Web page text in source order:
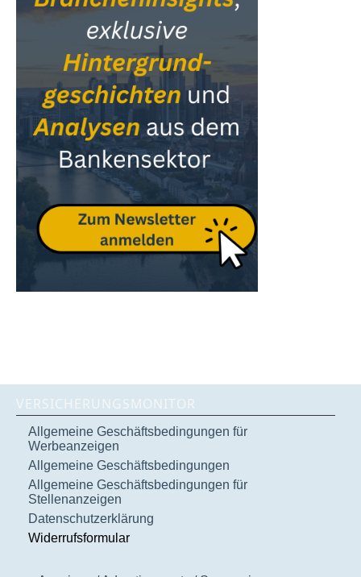
VERSICHERUNGSMONITOR
Allgemeine Geschäftsbedingungen für
Werbeanzeigen
Allgemeine Geschäftsbedingungen
Allgemeine Geschäftsbedingungen für
Stellenanzeigen
Datenschutzerklärung
Widerrufsformular